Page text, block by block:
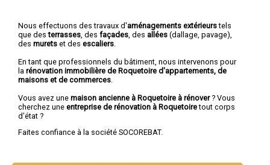
Nous effectuons des travaux d'aménagements extérieurstels
que desterrasses , des façades , des allées (dallage, pavage),
des murets et des escaliers
En tant que professionnels du bâtiment, nous intervenons pour
la rénovation immobilière de Roquetoire d'appartements, de
maisons et de commerces
Vous avez une maison ancienne à Roquetoire à rénover? Vous
cherchez une entreprise de rénovation à Roquetoiretout corps
d'état ?
Faites confiance à la société SOCOREBAT.